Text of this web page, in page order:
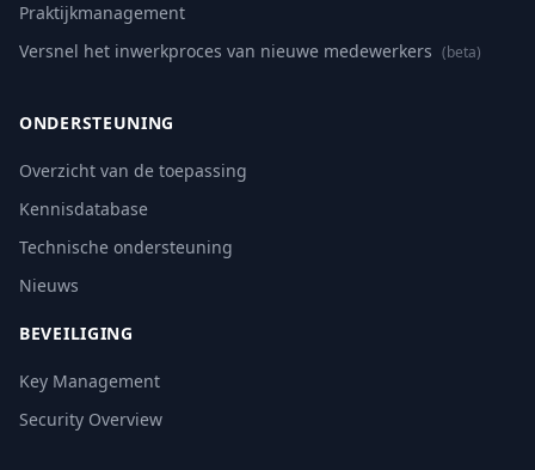
Praktijkmanagement
Versnel het inwerkproces van nieuwe medewerkers (beta)
ONDERSTEUNING
Overzicht van de toepassing
Kennisdatabase
Technische ondersteuning
Nieuws
BEVEILIGING
Key Management
Security Overview